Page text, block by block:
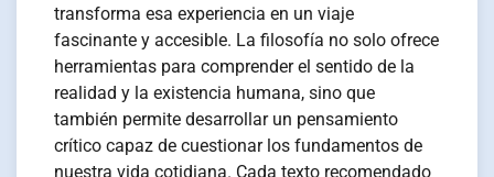
transforma esa experiencia en un viaje
fascinante y accesible. La filosofía no solo ofrece
herramientas para comprender el sentido de la
realidad y la existencia humana, sino que
también permite desarrollar un pensamiento
crítico capaz de cuestionar los fundamentos de
nuestra vida cotidiana. Cada texto recomendado